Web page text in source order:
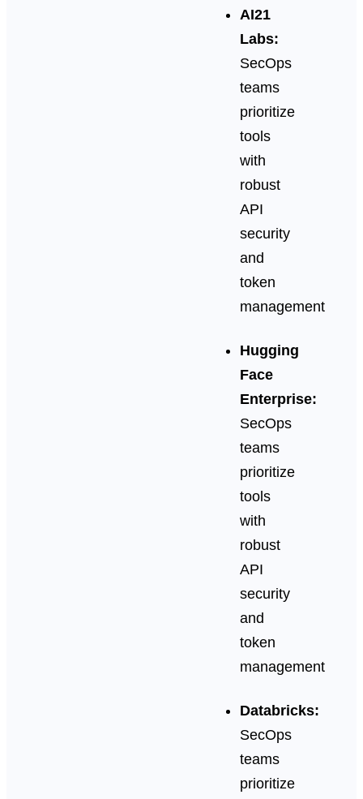
AI21
Labs:
SecOps
teams
prioritize
tools
with
robust
API
security
and
token
management
Hugging
Face
Enterprise:
SecOps
teams
prioritize
tools
with
robust
API
security
and
token
management
Databricks:
SecOps
teams
prioritize